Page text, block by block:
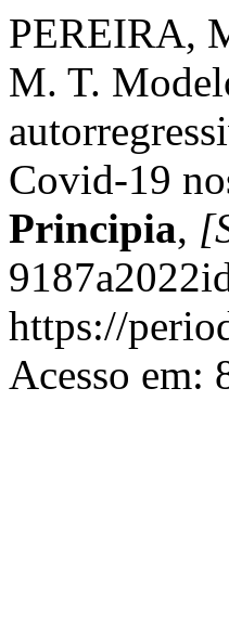
PEREIRA,
M. T.
Covid-19
Principia,
https://
Acesso em: